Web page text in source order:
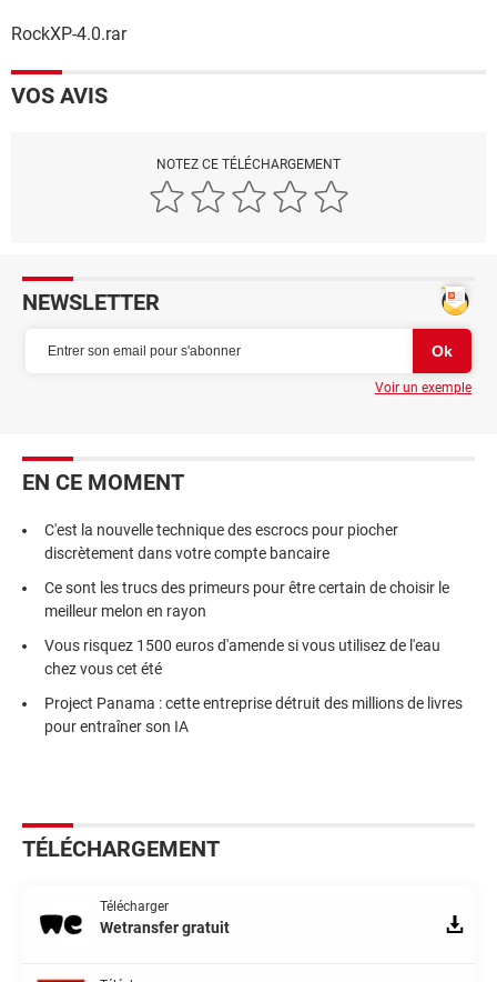
RockXP-4.0.rar
VOS AVIS
NOTEZ CE TÉLÉCHARGEMENT
NEWSLETTER
Voir un exemple
EN CE MOMENT
C'est la nouvelle technique des escrocs pour piocher
discrètement dans votre compte bancaire
Ce sont les trucs des primeurs pour être certain de choisir le
meilleur melon en rayon
Vous risquez 1500 euros d'amende si vous utilisez de l'eau
chez vous cet été
Project Panama : cette entreprise détruit des millions de livres
pour entraîner son IA
TÉLÉCHARGEMENT
Télécharger
Wetransfer gratuit